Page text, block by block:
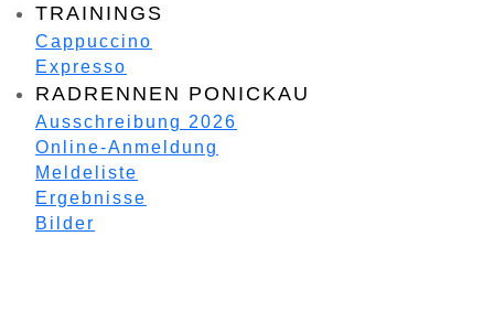
TRAININGS
Cappuccino
Expresso
RADRENNEN PONICKAU
Ausschreibung 2026
Online-Anmeldung
Meldeliste
Ergebnisse
Bilder